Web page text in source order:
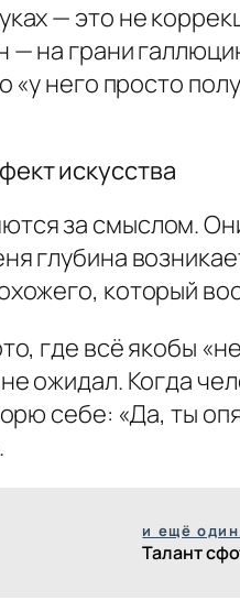
— это не
на грани
«у него просто
искусства
за смыслом.
глубина
который
где всё якобы
ожидал. Когда
себе: «Да, ты
и ещё
Талант